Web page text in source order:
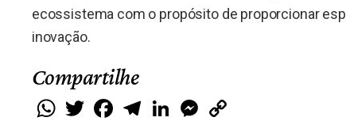
ecossistema com o propósito de proporcionar
inovação.
Compartilhe
WhatsApp
Twitter FacebookTelegramLinkedIn Messenger